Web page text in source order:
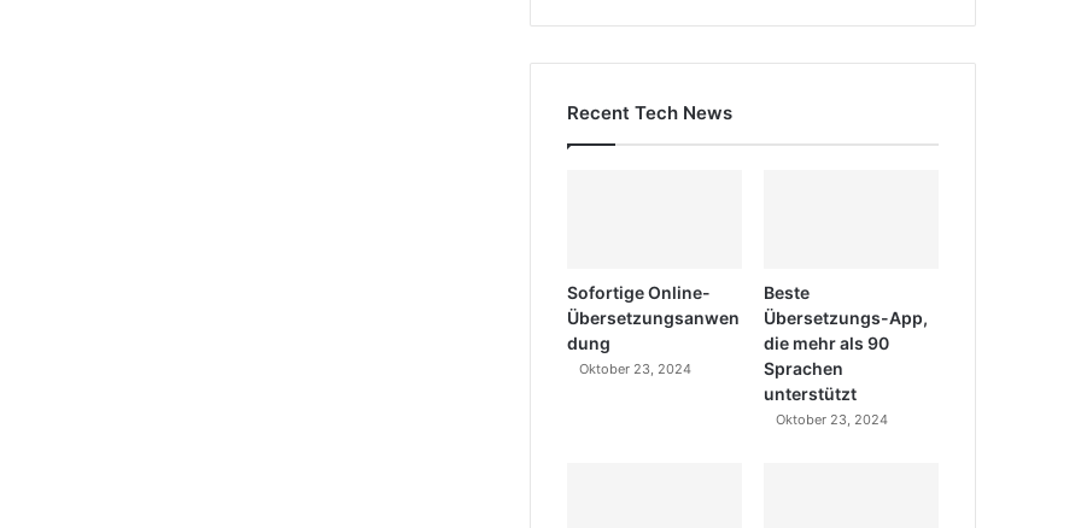
Recent Tech News
Sofortige Online-
Übersetzungsanwen
dung
Oktober 23, 2024
Beste
Übersetzungs-App,
die mehr als 90
Sprachen
unterstützt
Oktober 23, 2024